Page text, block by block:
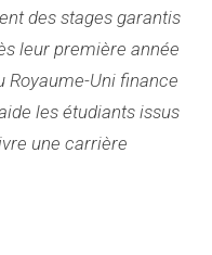
des stages garantis
leur première année
Uni finance
les étudiants issus
une carrière